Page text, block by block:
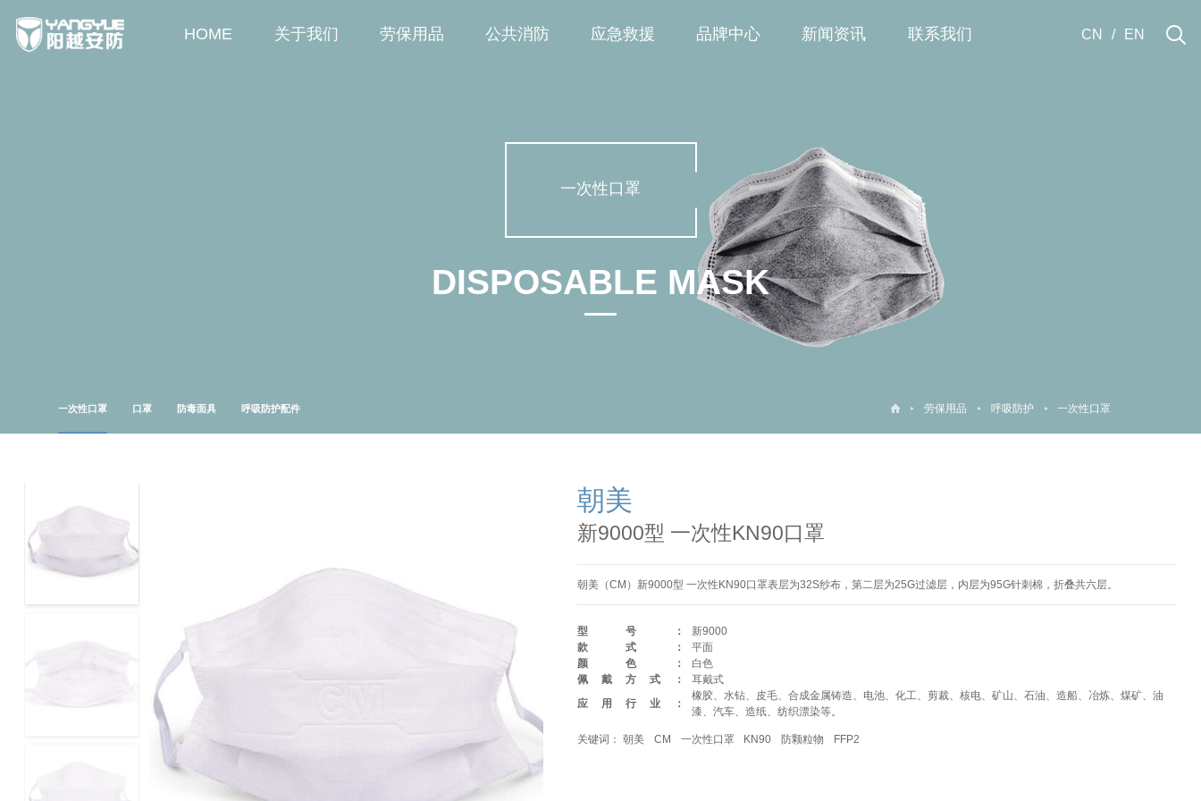
HOME 关于我们 劳保用品 公共消防 应急救援 品牌中心 新闻资讯 联系我们 CN / EN
一次性口罩
DISPOSABLE MASK
一次性口罩 口罩 防毒面具 呼吸防护配件 劳保用品 呼吸防护 一次性口罩
朝美
新9000型 一次性KN90口罩
朝美（CM）新9000型 一次性KN90口罩表层为32S纱布，第二层为25G过滤层，内层为95G针刺棉，折叠共六层。
型号：
新9000
款式：
平面
颜色：
白色
佩戴方式：
耳戴式
应用行业：
橡胶、水钻、皮毛、合成金属铸造、电池、化工、剪裁、核电、矿山、石油、造船、冶炼、煤矿、油
漆、汽车、造纸、纺织漂染等。
关键词：朝美 CM 一次性口罩 KN90 防颗粒物 FFP2